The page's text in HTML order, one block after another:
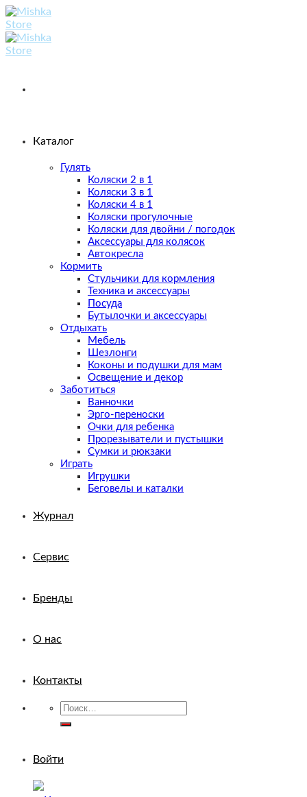
Skip
to
content
Каталог
Гулять
Коляски 2 в 1
Коляски 3 в 1
Коляски 4 в 1
Коляски прогулочные
Коляски для двойни / погодок
Аксессуары для колясок
Автокресла
Кормить
Стульчики для кормления
Техника и аксессуары
Посуда
Бутылочки и аксессуары
Отдыхать
Мебель
Шезлонги
Коконы и подушки для мам
Освещение и декор
Заботиться
Ванночки
Эрго-переноски
Очки для ребенка
Прорезыватели и пустышки
Сумки и рюкзаки
Играть
Игрушки
Беговелы и каталки
Журнал
Сервис
Бренды
О нас
Контакты
Искать:
Войти